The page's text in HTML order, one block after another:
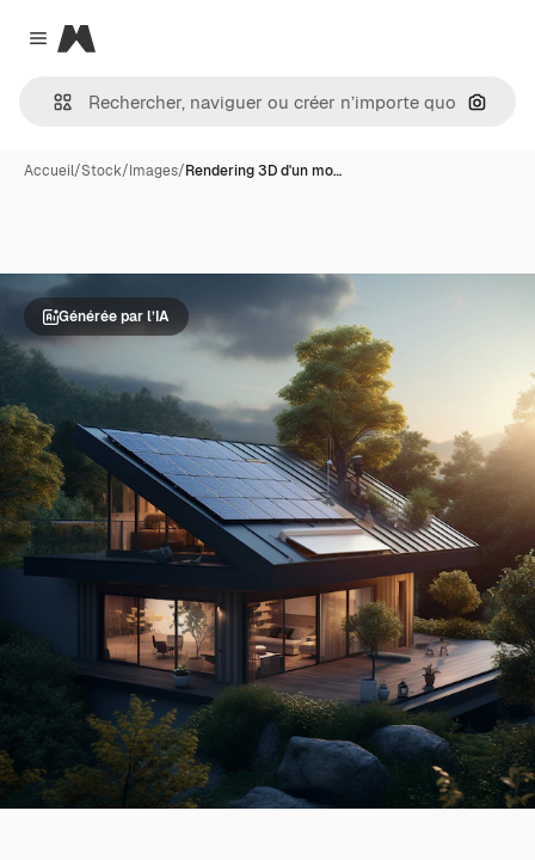
Close menu
Magnific
Accueil/Stock/Images/Rendering 3D d'un mo…
Générée par l’IA